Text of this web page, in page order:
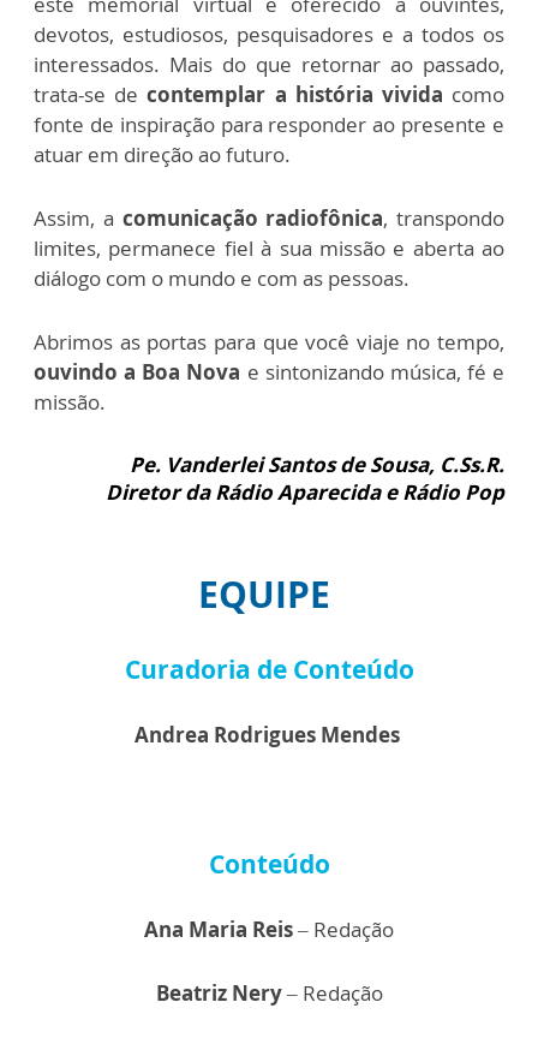
devotos, estudiosos, pesquisadores e a todos os
interessados. Mais do que retornar ao passado,
trata-se decontemplar a história vivida como
fonte de inspiração para responder ao presente e
atuar em direção ao futuro.
Assim, a comunicação radiofônica, transpondo
limites, permanece fiel à sua missão e aberta ao
diálogo com o mundo e com as pessoas.
Abrimos as portas para que você viaje no tempo,
ouvindo a Boa Nova e sintonizando música, fé e
missão.
Pe. Vanderlei Santos de Sousa, C.Ss.R.
Diretor da Rádio Aparecida e Rádio Pop
EQUIPE
Curadoria de Conteúdo
Andrea Rodrigues Mendes
Conteúdo
Ana Maria Reis– Redação
Beatriz Nery– Redação